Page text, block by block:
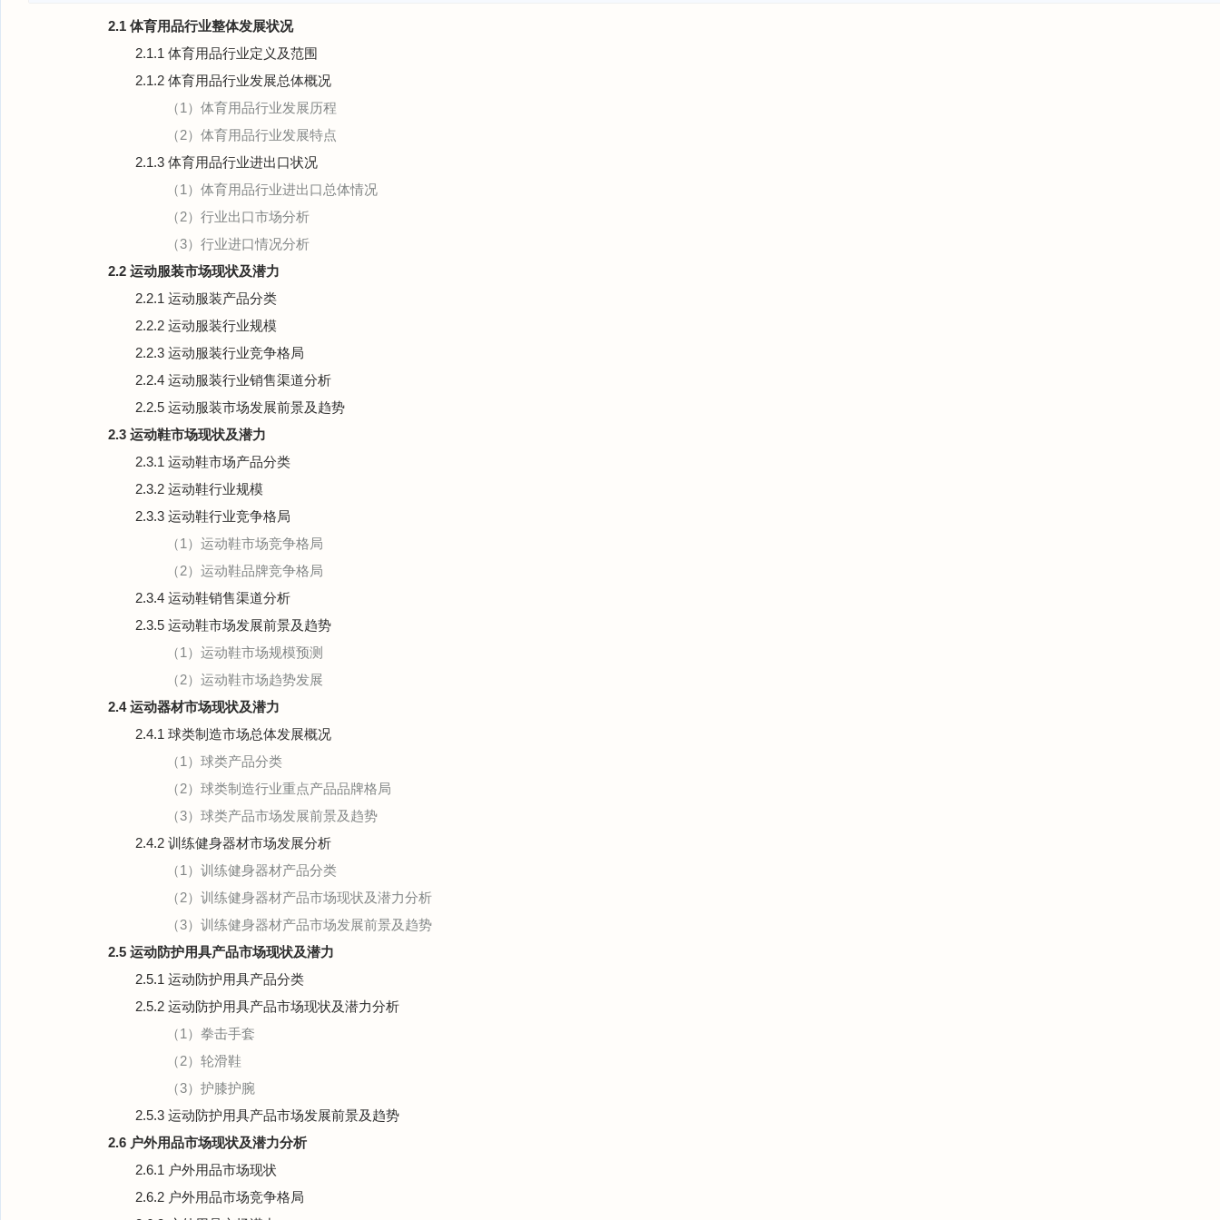
2.1 体育用品行业整体发展状况
2.1.1 体育用品行业定义及范围
2.1.2 体育用品行业发展总体概况
（1）体育用品行业发展历程
（2）体育用品行业发展特点
2.1.3 体育用品行业进出口状况
（1）体育用品行业进出口总体情况
（2）行业出口市场分析
（3）行业进口情况分析
2.2 运动服装市场现状及潜力
2.2.1 运动服装产品分类
2.2.2 运动服装行业规模
2.2.3 运动服装行业竞争格局
2.2.4 运动服装行业销售渠道分析
2.2.5 运动服装市场发展前景及趋势
2.3 运动鞋市场现状及潜力
2.3.1 运动鞋市场产品分类
2.3.2 运动鞋行业规模
2.3.3 运动鞋行业竞争格局
（1）运动鞋市场竞争格局
（2）运动鞋品牌竞争格局
2.3.4 运动鞋销售渠道分析
2.3.5 运动鞋市场发展前景及趋势
（1）运动鞋市场规模预测
（2）运动鞋市场趋势发展
2.4 运动器材市场现状及潜力
2.4.1 球类制造市场总体发展概况
（1）球类产品分类
（2）球类制造行业重点产品品牌格局
（3）球类产品市场发展前景及趋势
2.4.2 训练健身器材市场发展分析
（1）训练健身器材产品分类
（2）训练健身器材产品市场现状及潜力分析
（3）训练健身器材产品市场发展前景及趋势
2.5 运动防护用具产品市场现状及潜力
2.5.1 运动防护用具产品分类
2.5.2 运动防护用具产品市场现状及潜力分析
（1）拳击手套
（2）轮滑鞋
（3）护膝护腕
2.5.3 运动防护用具产品市场发展前景及趋势
2.6 户外用品市场现状及潜力分析
2.6.1 户外用品市场现状
2.6.2 户外用品市场竞争格局